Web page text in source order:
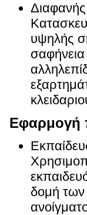
Διαφανής
υψηλής
Εφαρμογή
δομή των